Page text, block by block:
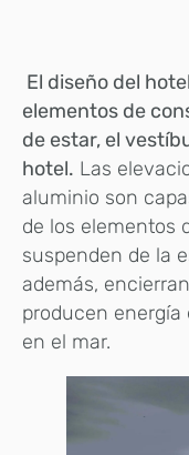
El diseño del
elementos de
de estar, el
hotel. Las
aluminio son
de los elementos
suspenden de la
además,
producen
en el mar.